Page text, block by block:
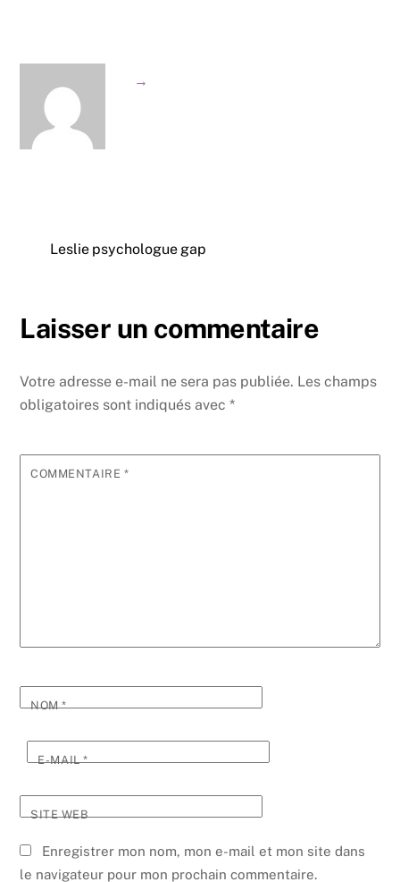
→
Leslie psychologue gap
Laisser un commentaire
Votre adresse e-mail ne sera pas publiée. Les champs
obligatoires sont indiqués avec*
COMMENTAIRE *
NOM*
E-MAIL*
SITE WEB
Enregistrer mon nom, mon e-mail et mon site dans
le navigateur pour mon prochain commentaire.